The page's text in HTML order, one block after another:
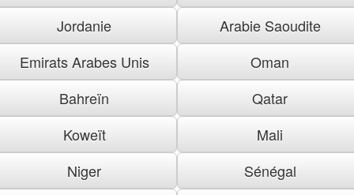
Jordanie
Arabie Saoudite
Emirats Arabes Unis
Oman
Bahreïn
Qatar
Koweït
Mali
Niger
Sénégal